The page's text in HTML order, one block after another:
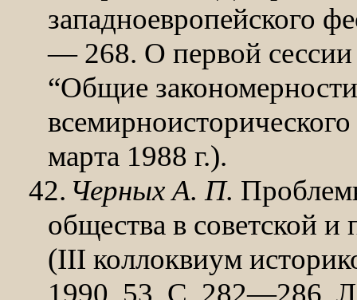
западноевропейского
— 268. О первой сессии
“Общие
марта 1988 г.).
42. Черных А. П.
общества в советской и
(III коллоквиум
1990. 53. С. 282—286.